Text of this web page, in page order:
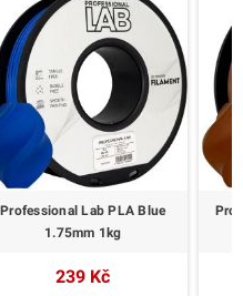
Professional Lab PLA Blue
1.75mm 1kg
239 Kč